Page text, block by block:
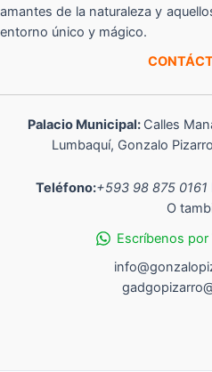
amantes de la naturaleza y
entorno único y mágico.
Palacio Municipal: Calles
Lumbaquí, Gonzalo
Teléfono:+593 98 875 0161
O
Escríbenos